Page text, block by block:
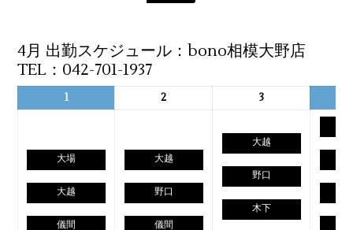
4月 出勤スケジュール：bono相模大野店
TEL：042-701-1937
1 2 3
大場
大越
儀間
大越
野口
儀間
大越
野口
木下